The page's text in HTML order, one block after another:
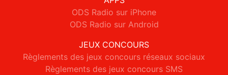
ODS Radio sur iPhone
ODS Radio sur Android
JEUX CONCOURS
Règlements des jeux concours réseaux sociaux
Règlements des jeux concours SMS